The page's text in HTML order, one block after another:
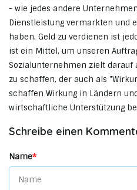
- wie jedes andere
Dienstleistung vermarkten und
haben. Geld zu verdienen ist
ist ein Mittel, um unseren
Sozialunternehmen zielt darauf
zu schaffen, der auch als
schaffen Wirkung in Ländern
wirtschaftliche Unterstützung
Schreibe einen
Name*